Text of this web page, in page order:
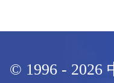
© 1996 - 2026